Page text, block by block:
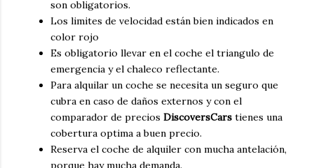
son obligatorios.
Los limites de velocidad están bien indicados en
color rojo
Es obligatorio llevar en el coche el triangulo de
emergencia y el chaleco reflectante.
Para alquilar un coche se necesita un seguro que
cubra en caso de daños externos y con el
comparador de precios DiscoversCars tienes una
cobertura optima a buen precio.
Reserva el coche de alquiler con mucha antelación,
porque hay mucha demanda.